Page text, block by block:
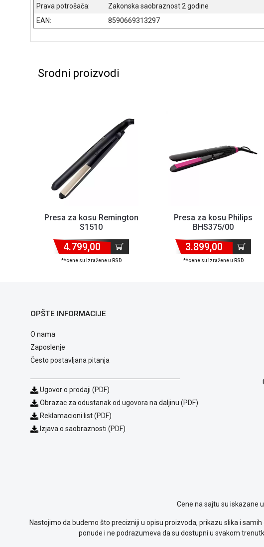
Prava potrošača:
Zakonska saobraznost 2 godine
EAN:
8590669313297
Srodni proizvodi
Presa za kosu Remington
S1510
4.799,00
**cene su izražene u RSD
Presa za kosu Philips
BHS375/00
3.899,00
**cene su izražene u RSD
OPŠTE INFORMACIJE
O nama
Zaposlenje
Često postavljana pitanja
Ugovor o prodaji (PDF)
Obrazac za odustanak od ugovora na daljinu (PDF)
Reklamacioni list (PDF)
Izjava o saobraznosti (PDF)
Cene na sajtu su iskazane
Nastojimo da budemo što precizniji u opisu proizvoda, prikazu slika i
ponude i ne podrazumeva da su dostupni u svakom